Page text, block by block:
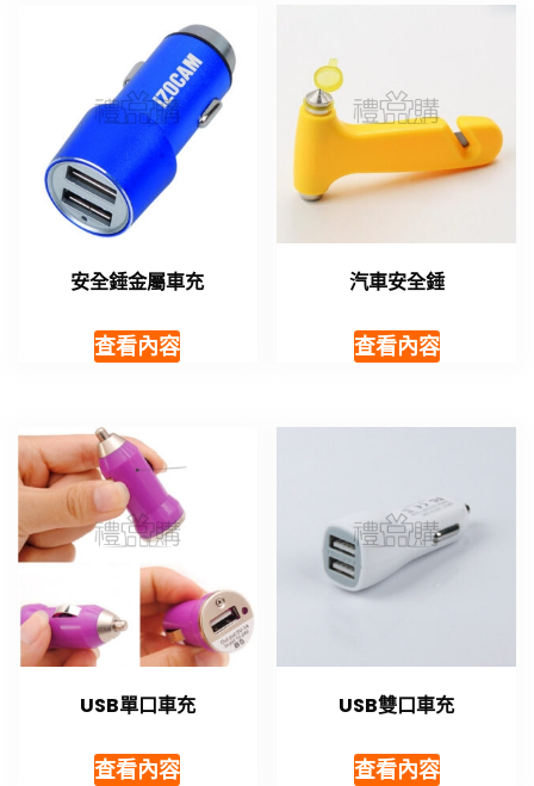
安全錘金屬車充
查看內容
汽車安全錘
查看內容
USB單口車充
查看內容
USB雙口車充
查看內容